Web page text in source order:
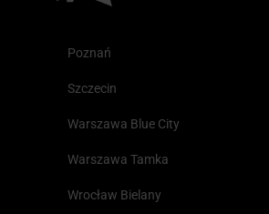
Poznań
Szczecin
Warszawa Blue City
Warszawa Tamka
Wrocław Bielany